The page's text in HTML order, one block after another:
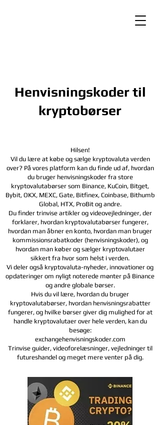
Henvisningskoder til
kryptobørser
Hilsen!
Vil du lære at købe og sælge kryptovaluta verden
over? På vores platform kan du finde ud af, hvordan
du bruger henvisningskoder fra store
kryptovalutabørser som Binance, KuCoin, Bitget,
Bybit, OKX, MEXC, Gate, Bitfinex, Coinbase, Bithumb
Global, HTX, ProBit og andre.
Du finder trinvise artikler og videovejledninger, der
forklarer, hvordan kryptovalutabørser fungerer,
hvordan man åbner en konto, hvordan man bruger
kommissionsrabatkoder (henvisningskoder), og
hvordan man køber og sælger kryptovalutaer
sikkert fra hvor som helst i verden.
Vi deler også kryptovaluta-nyheder, innovationer og
opdateringer om nyligt noterede mønter på Binance
og andre globale børser.
Hvis du vil lære, hvordan du bruger
kryptovalutabørser, hvordan henvisningsrabatter
fungerer, og hvilke børser giver dig mulighed for at
handle kryptovalutaer over hele verden, kan du
besøge:
exchangehenvisningskoder.com
Trinvise guider, videoforelæsninger, vejledninger til
futureshandel og meget mere venter på dig.